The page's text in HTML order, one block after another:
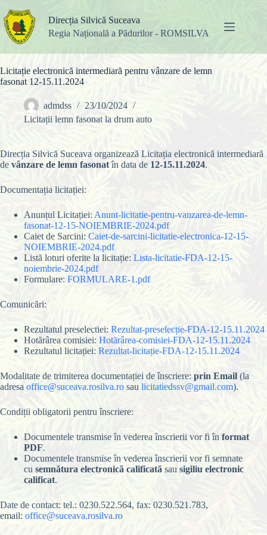
la
conținut
Direcția Silvică Suceava
Regia Națională a Pădurilor - ROMSILVA
Licitație electronică intermediară pentru vânzare de lemn
fasonat 12-15.11.2024
admdss
23/10/2024
Licitații lemn fasonat la drum auto
Direcția Silvică Suceava organizează Licitația electronică intermediară
de vânzare de lemn fasonatîn data de 12-15.11.2024.
Documentația licitației:
Anunțul Licitației: Anunt-licitatie-pentru-vanzarea-de-lemn-
fasonat-12-15-NOIEMBRIE-2024.pdf
Caiet de Sarcini: Caiet-de-sarcini-licitatie-electronica-12-15-
NOIEMBRIE-2024.pdf
Listă loturi oferite la licitație: Lista-licitatie-FDA-12-15-
noiembrie-2024.pdf
Formulare: FORMULARE-1.pdf
Comunicări:
Rezultatul preselectiei: Rezultat-preselecție-FDA-12-15.11.2024
Hotărârea comisiei: Hotărârea-comisiei-FDA-12-15.11.2024
Rezultatul licitației: Rezultat-licitație-FDA-12-15.11.2024
Modalitate de trimiterea documentației de înscriere: prin Email (la
adresa office@suceava.rosilva.ro sau licitatiedssv@gmail.com).
Condiții obligatorii pentru înscriere:
Documentele transmise în vederea înscrierii vor fi în format
PDF.
Documentele transmise în vederea înscrierii vor fi semnate
cu semnătura electronică calificată sau sigiliu electronic
calificat.
Date de contact: tel.: 0230.522.564, fax: 0230.521.783,
email: office@suceava.rosilva.ro